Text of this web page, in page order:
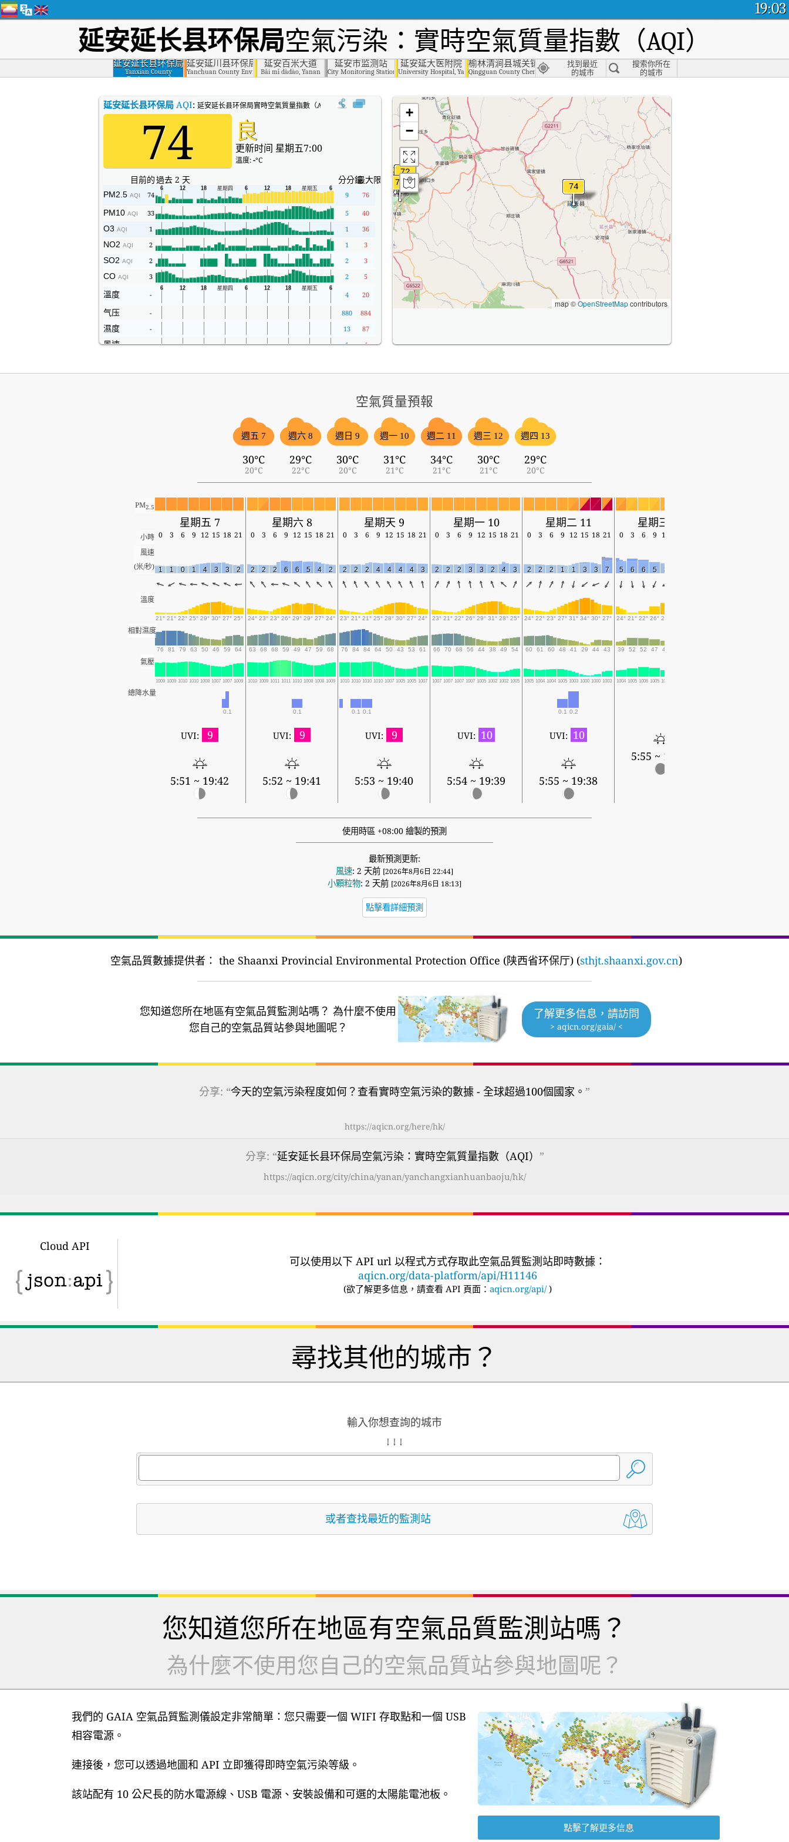
19:03
延安延长县环保局空氣污染：實時空氣質量指數（AQI）
延安延长县环保局
Yanxian County
Environmental
延安延川县环保局
Yanchuan County Environmental Protection Bureau, Yanan
延安百米大道
Bǎi mǐ dàdào, Yanan
延安市监测站
City Monitoring Station, Yanan
延安延大医附院
University Hospital, Yanan
榆林清涧县城关镇派出所
Qingguan County Chengguan Town Police Station, Yulin
找到最近
的城市
搜索你所在
的城市
延安延长县环保局AQI: 延安延长县环保局實時空氣質量指數（AQI）。
74 良
更新时间 星期五7:00
溫度:-°C
目前的過去 2 天 分分鐘最大限度
PM2.5 AQI 74 9 76
PM10 AQI 33 5 40
O3 AQI 1 1 36
NO2 AQI 2 1 3
SO2 AQI 2 2 3
CO AQI 3 2 5
溫度 - 4 20
气压 - 880 884
濕度 - 13 87
風速 - 1 4
+
−
map ©OpenStreetMapcontributors
空氣質量預報
週五 7
30°C
20°C
週六 8
29°C
22°C
週日 9
30°C
20°C
週一 10
31°C
21°C
週二 11
34°C
21°C
週三 12
30°C
21°C
週四 13
29°C
20°C
PM2.5
星期五 7 星期六 8 星期天 9 星期一 10 星期二 11 星期三 12
小時 0 3 6 9 12 15 18 21 0 3 6 9 12 15 18 21 0 3 6 9 12 15 18 21 0 3 6 9 12 15 18 21 0 3 6 9 12 15 18 21 0 3 6 9 12
風速
(米/秒) 1 1 0 1 4 3 3 2 2 2 2 6 6 5 4 2 2 2 2 4 4 4 4 3 2 2 2 3 3 2 4 3 2 2 2 1 1 3 3 7 5 6 6 5 3
溫度
21° 21° 22° 25° 29° 30° 27° 25° 24° 23° 23° 26° 29° 29° 27° 24° 23° 21° 21° 25° 28° 30° 27° 24° 23° 21° 22° 26° 29° 31° 28° 25° 24° 22° 23° 27° 31° 34° 30° 27° 24° 21° 22° 26° 29°
相對濕度
76 81 79 63 50 46 59 64 63 68 68 59 49 47 59 68 76 84 84 64 50 43 53 61 66 70 68 56 44 38 49 54 60 61 60 48 41 29 44 43 39 52 52 47 41
氣壓
1009 1009 1010 1010 1008 1007 1007 1009 1010 1009 1011 1011 1010 1008 1008 1009 1010 1010 1010 1010 1007 1005 1005 1007 1007 1007 1007 1007 1005 1002 1002 1005 1005 1004 1004 1005 1003 1000 1000 1003 1004 1005 1006 1005 1004
總降水量
0.1 0.1 0.1 0.1 0.1 0.2
UVI: 9
5:51 ~ 19:42
UVI: 9
5:52 ~ 19:41
UVI: 9
5:53 ~ 19:40
UVI: 10
5:54 ~ 19:39
UVI: 10
5:55 ~ 19:38
5:55 ~ 19:37
使用時區 +08:00 繪製的預測
最新預測更新:
風速: 2 天前 [2026年8月6日 22:44]
小顆粒物: 2 天前 [2026年8月6日 18:13]
點擊看詳細預測
空氣品質數據提供者： the Shaanxi Provincial Environmental Protection Office (陕西省环保厅) (sthjt.shaanxi.gov.cn)
您知道您所在地區有空氣品質監測站嗎？ 為什麼不使用
您自己的空氣品質站參與地圖呢？
了解更多信息，請訪問
> aqicn.org/gaia/ <
分享: “今天的空氣污染程度如何？查看實時空氣污染的數據 - 全球超過100個國家。 ”
https://aqicn.org/here/hk/
分享: “延安延长县环保局空氣污染：實時空氣質量指數（AQI） ”
https://aqicn.org/city/china/yanan/yanchangxianhuanbaoju/hk/
Cloud API
可以使用以下 API url 以程式方式存取此空氣品質監測站即時數據：
aqicn.org/data-platform/api/H11146
(欲了解更多信息，請查看 API 頁面： aqicn.org/api/ )
尋找其他的城市？
輸入你想查詢的城市
↓ ↓ ↓
或者查找最近的監測站
您知道您所在地區有空氣品質監測站嗎？
為什麼不使用您自己的空氣品質站參與地圖呢？
我們的 GAIA 空氣品質監測儀設定非常簡單：您只需要一個 WIFI 存取點和一個 USB
相容電源。
連接後，您可以透過地圖和 API 立即獲得即時空氣污染等級。
該站配有 10 公尺長的防水電源線、USB 電源、安裝設備和可選的太陽能電池板。
點擊了解更多信息